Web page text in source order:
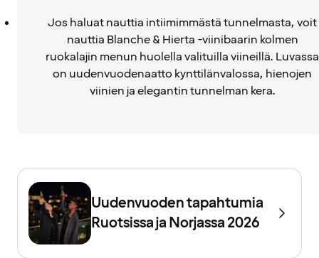
Jos haluat nauttia intiimimmästä tunnelmasta, voit
nauttia Blanche & Hierta -viinibaarin kolmen
ruokalajin menun huolella valituilla viineillä. Luvassa
on uudenvuodenaatto kynttilänvalossa, hienojen
viinien ja elegantin tunnelman kera.
Uudenvuoden tapahtumia
Ruotsissa ja Norjassa 2026